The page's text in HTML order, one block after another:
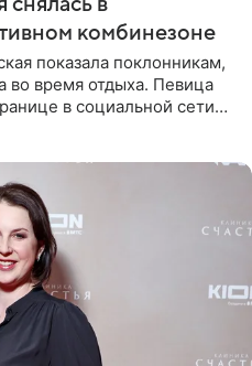
комбинезоне
показала поклонникам,
во время отдыха. Певица
в социальной сети